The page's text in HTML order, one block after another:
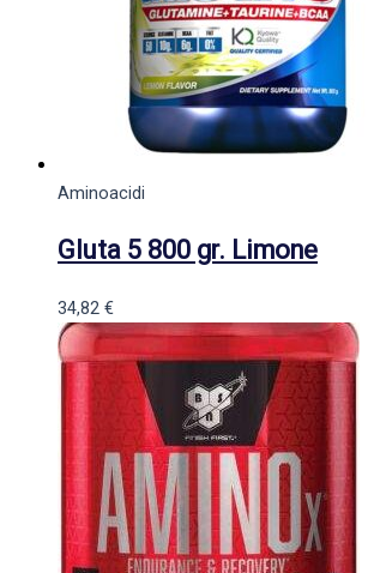
Aminoacidi
Gluta 5 800 gr. Limone
34,82 €